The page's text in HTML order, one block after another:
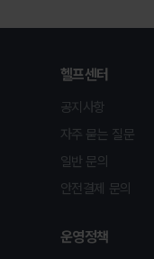
헬프센터
공지사항
자주 묻는 질문
일반 문의
안전결제 문의
운영정책